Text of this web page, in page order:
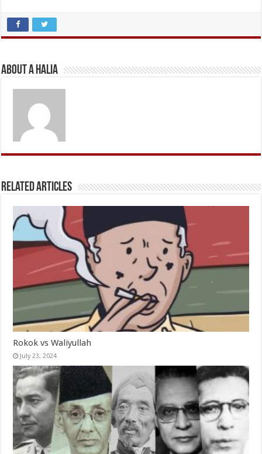
About A Halia
Related Articles
Rokok vs Waliyullah
July 23, 2024